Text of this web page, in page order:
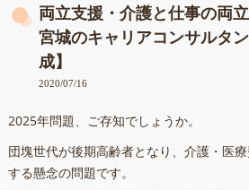
両立支援・介護と仕事の両
宮城のキャリアコンサルタ
成】
2020/07/16
2025年問題、ご存知でしょうか。
団塊世代が後期高齢者となり、介護・医
する懸念の問題です。